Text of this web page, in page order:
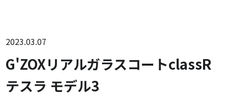
2023.03.07
G'ZOXリアルガラスコートclassR
テスラ モデル3